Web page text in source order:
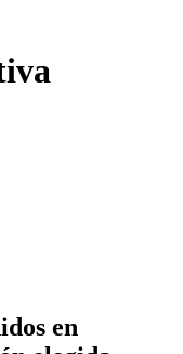
en